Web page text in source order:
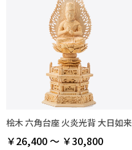
桧木 六角台座 火炎光背 大日如来
￥26,400 ～ ￥30,800